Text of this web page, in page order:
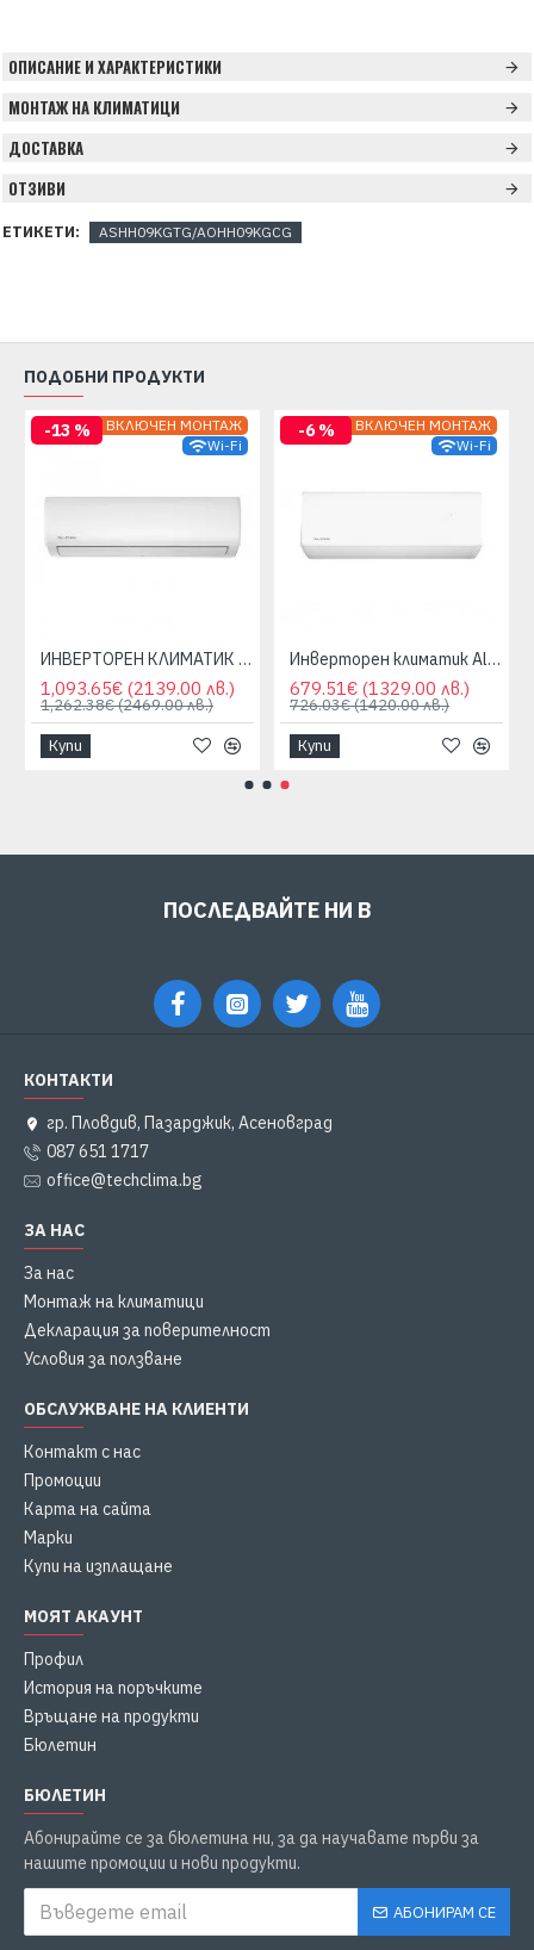
ОПИСАНИЕ И ХАРАКТЕРИСТИКИ
МОНТАЖ НА КЛИМАТИЦИ
ДОСТАВКА
ОТЗИВИ
ЕТИКЕТИ: ASHH09KGTG/AOHH09KGCG
ПОДОБНИ ПРОДУКТИ
ВКЛЮЧЕН МОНТАЖ
Wi-Fi
-13 %
ИНВЕРТОРЕН КЛИМАТИК ALPIN ASW-70ETE, ELITE, 24000 BTU, WIFI
1,093.65€ (2139.00 лв.)
1,262.38€(2469.00 лв.)
Купи
ВКЛЮЧЕН МОНТАЖ
Wi-Fi
-6 %
Инверторен климатик Alpin Nordic ASW-25KTN, 9000 BTU, WIFI
679.51€ (1329.00 лв.)
726.03€(1420.00 лв.)
Купи
ПОСЛЕДВАЙТЕ НИ В
КОНТАКТИ
гр. Пловдив, Пазарджик, Асеновград
087 651 1717
office@techclima.bg
ЗА НАС
За нас
Монтаж на климатици
Декларация за поверителност
Условия за ползване
ОБСЛУЖВАНЕ НА КЛИЕНТИ
Контакт с нас
Промоции
Карта на сайта
Марки
Купи на изплащане
МОЯТ АКАУНТ
Профил
История на поръчките
Връщане на продукти
Бюлетин
БЮЛЕТИН
Абонирайте се за бюлетина ни, за да научавате първи за
нашите промоции и нови продукти.
АБОНИРАМ СЕ